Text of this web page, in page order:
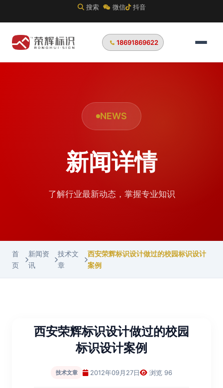
搜索 微信 抖音
18691869622
NEWS
新闻详情
了解行业最新动态，掌握专业知识
首
页
新闻资
讯
技术文
章
西安荣辉标识设计做过的校园标识设计
案例
西安荣辉标识设计做过的校园
标识设计案例
技术文章 2012年09月27日 浏览 96